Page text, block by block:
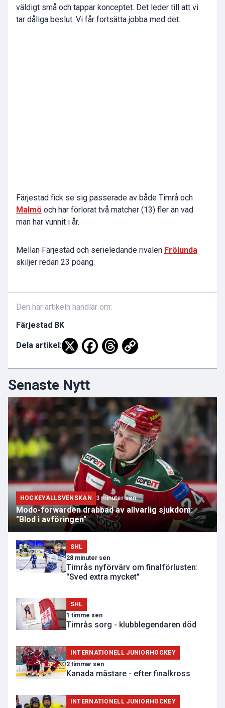
väldigt små och tappar konceptet. Det leder till att vi
tar dåliga beslut. Vi får fortsätta jobba med det.
Färjestad fick se sig passerade av både Timrå och
Malmö och har förlorat två matcher (13) fler än vad
man har vunnit i år.
Mellan Färjestad och serieledande rivalen Frölunda
skiljer redan 23 poäng.
Den här artikeln handlar om:
Färjestad BK
Dela artikel:
Senaste Nytt
HOCKEYALLSVENSKAN 3 minuter sen
Modo-forwarden drabbad av allvarlig sjukdom:
"Blod i avföringen"
SHL
28 minuter sen
Timrås nyförvärv om finalförlusten:
"Sved extra mycket"
SHL
1 timme sen
Timrås sorg - klubblegendaren död
INTERNATIONELL JUNIORHOCKEY
2 timmar sen
Kanada mästare - efter finalkross
INTERNATIONELL JUNIORHOCKEY